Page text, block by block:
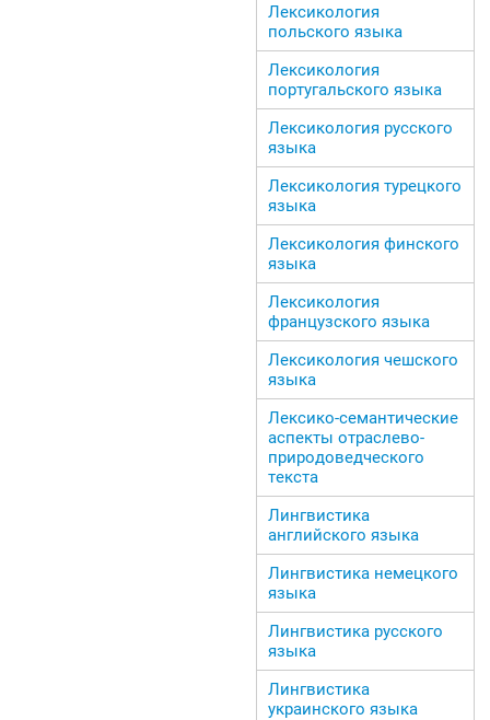
Лексикология
польского языка
Лексикология
португальского языка
Лексикология русского
языка
Лексикология турецкого
языка
Лексикология финского
языка
Лексикология
французского языка
Лексикология чешского
языка
Лексико-семантические
аспекты отраслево-
природоведческого
текста
Лингвистика
английского языка
Лингвистика немецкого
языка
Лингвистика русского
языка
Лингвистика
украинского языка